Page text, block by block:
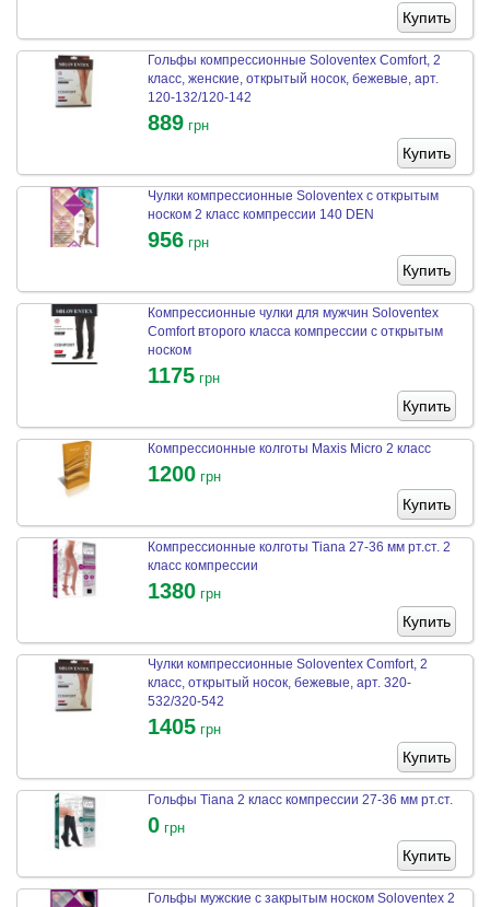
Купить
Гольфы компрессионные Soloventex Comfort, 2
класс, женские, открытый носок, бежевые, арт.
120-132/120-142
889 грн
Купить
Чулки компрессионные Soloventex с открытым
носком 2 класс компрессии 140 DEN
956 грн
Купить
Компрессионные чулки для мужчин Soloventex
Comfort второго класса компрессии с открытым
носком
1175 грн
Купить
Компрессионные колготы Maxis Micro 2 класс
1200 грн
Купить
Компрессионные колготы Tiana 27-36 мм рт.ст. 2
класс компрессии
1380 грн
Купить
Чулки компрессионные Soloventex Comfort, 2
класс, открытый носок, бежевые, арт. 320-
532/320-542
1405 грн
Купить
Гольфы Tiana 2 класс компрессии 27-36 мм рт.ст.
0 грн
Купить
Гольфы мужские с закрытым носком Soloventex 2